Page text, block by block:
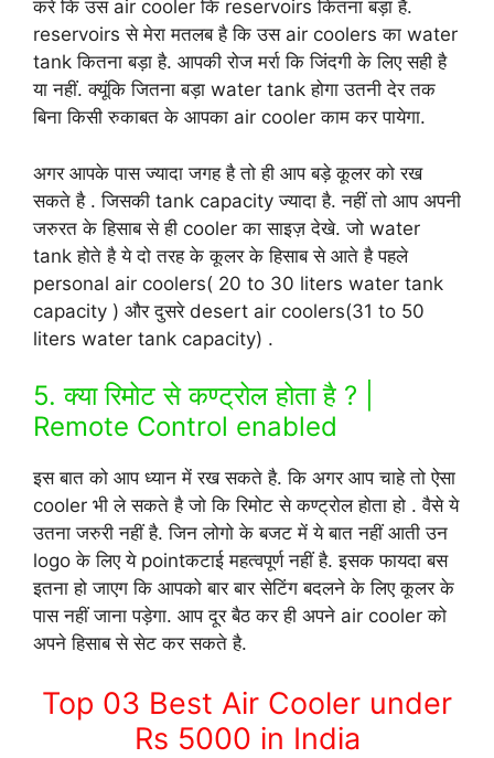
करे कि उस air cooler कि reservoirs कितना बड़ा है.
reservoirs से मेरा मतलब है कि उस air coolers का water
tank कितना बड़ा है. आपकी रोज मर्रा कि जिंदगी के लिए सही है
या नहीं. क्यूंकि जितना बड़ा water tank होगा उतनी देर तक
बिना किसी रुकाबत के आपका air cooler काम कर पायेगा.
अगर आपके पास ज्यादा जगह है तो ही आप बड़े कूलर को रख
सकते है . जिसकी tank capacity ज्यादा है. नहीं तो आप अपनी
जरुरत के हिसाब से ही cooler का साइज़ देखे. जो water
tank होते है ये दो तरह के कूलर के हिसाब से आते है पहले
personal air coolers( 20 to 30 liters water tank
capacity ) और दुसरे desert air coolers(31 to 50
liters water tank capacity) .
5. क्या रिमोट से कण्ट्रोल होता है ? |
Remote Control enabled
इस बात को आप ध्यान में रख सकते है. कि अगर आप चाहे तो ऐसा
cooler भी ले सकते है जो कि रिमोट से कण्ट्रोल होता हो . वैसे ये
उतना जरुरी नहीं है. जिन लोगो के बजट में ये बात नहीं आती उन
logo के लिए ये pointकटाई महत्वपूर्ण नहीं है. इसक फायदा बस
इतना हो जाएग कि आपको बार बार सेटिंग बदलने के लिए कूलर के
पास नहीं जाना पड़ेगा. आप दूर बैठ कर ही अपने air cooler को
अपने हिसाब से सेट कर सकते है.
Top 03 Best Air Cooler under
Rs 5000 in India